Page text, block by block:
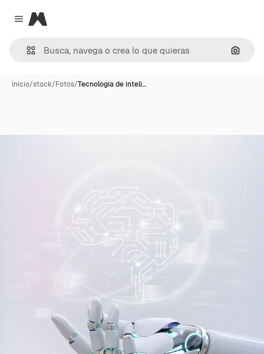
Close menu
Magnific
Inicio/stock/Fotos/Tecnología de inteli…